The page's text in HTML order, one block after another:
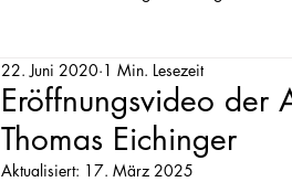
Eröffnungsvideo der
Thomas Eichinger
22. Juni 2020 1 Min. Lesezeit
Aktualisiert: 17. März 2025